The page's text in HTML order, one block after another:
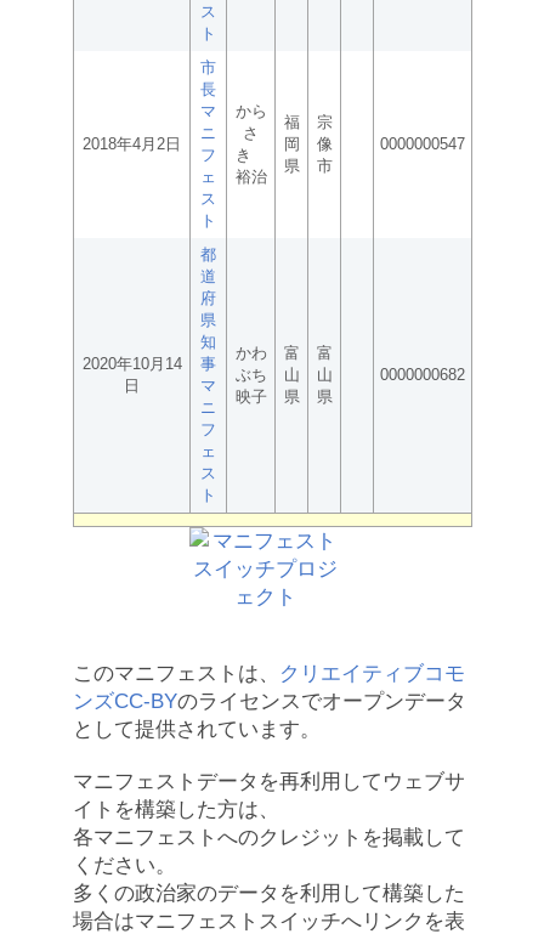
ス
ト
2018年4月2日
市
長
マ
ニ
フ
ェ
ス
ト
から
さ
き
裕治
福
岡
県
宗
像
市
0000000547
2020年10月14
日
都
道
府
県
知
事
マ
ニ
フ
ェ
ス
ト
かわ
ぶち
映子
富
山
県
富
山
県
0000000682
このマニフェストは、
クリエイティブコモ
ンズCC-BYのライセンスでオープンデータ
として提供されています。
マニフェストデータを再利用してウェブサ
イトを構築した方は、
各マニフェストへのクレジットを掲載して
ください。
多くの政治家のデータを利用して構築した
場合はマニフェストスイッチへリンクを表